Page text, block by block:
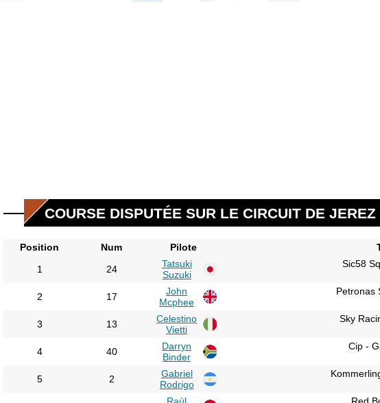
COURSE DISPUTÉE SUR LE CIRCUIT DE
Position Num Pilote
1
24
Tatsuki
Suzuki
Sic58
2 17
John
Mcphee
Petronas
3 13
Celestino
Vietti
Sky
4 40
Darryn
Binder
Cip -
5 2
Gabriel
Rodrigo